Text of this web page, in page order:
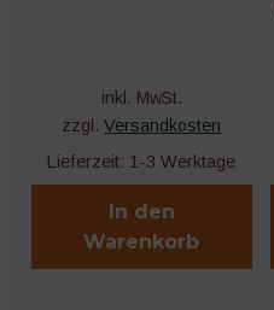
inkl. MwSt.
zzgl.Versandkosten
Lieferzeit: 1-3 Werktage
In den
Warenkorb